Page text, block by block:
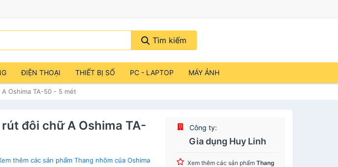
Tìm kiếm
ĐIỆN THOẠI THIẾT BỊ SỐ PC - LAPTOP MÁY ẢNH
Oshima TA-50 - 5 mét
đôi chữ A Oshima TA-
thêm các sản phẩm Thang nhôm của Oshima
Công ty:
Gia dụng Huy Linh
Xem thêm các sản phẩmThang